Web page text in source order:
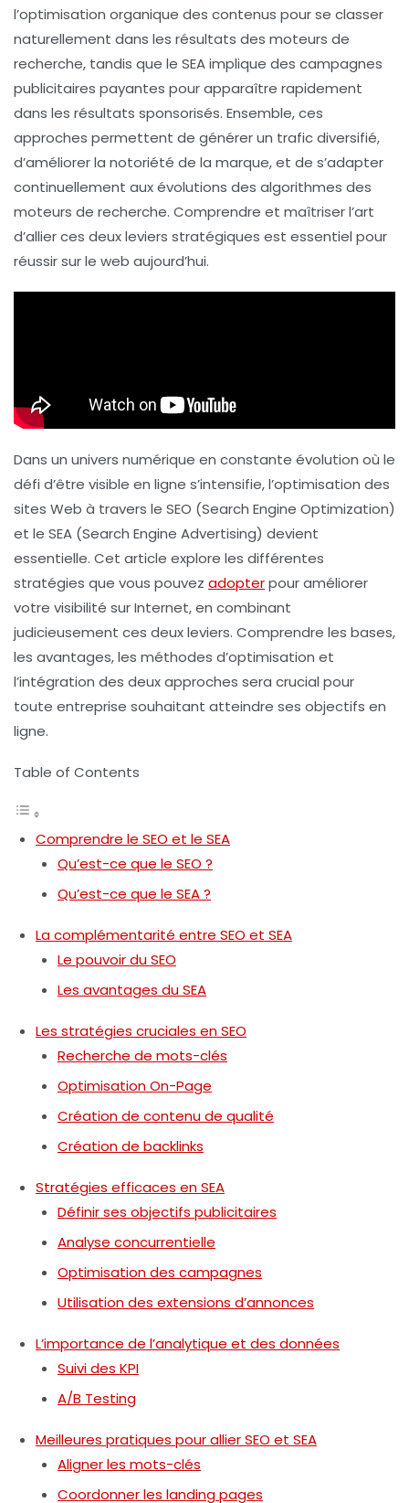
l’optimisation organique des contenus pour se classer
naturellement dans les résultats des moteurs de
recherche, tandis que le SEA implique des campagnes
publicitaires payantes pour apparaître rapidement
dans les résultats sponsorisés. Ensemble, ces
approches permettent de générer un trafic diversifié,
d’améliorer la notoriété de la marque, et de s’adapter
continuellement aux évolutions des algorithmes des
moteurs de recherche. Comprendre et maîtriser l’art
d’allier ces deux leviers stratégiques est essentiel pour
réussir sur le web aujourd’hui.
Dans un univers numérique en constante évolution où le
défi d’être visible en ligne s’intensifie, l’optimisation des
sites Web à travers le SEO (Search Engine Optimization)
et le SEA (Search Engine Advertising) devient
essentielle. Cet article explore les différentes
stratégies que vous pouvez adopterpour améliorer
votre visibilité sur Internet, en combinant
judicieusement ces deux leviers. Comprendre les bases,
les avantages, les méthodes d’optimisation et
l’intégration des deux approches sera crucial pour
toute entreprise souhaitant atteindre ses objectifs en
ligne.
Table of Contents
Comprendre le SEO et le SEA
Qu’est-ce que le SEO ?
Qu’est-ce que le SEA ?
La complémentarité entre SEO et SEA
Le pouvoir du SEO
Les avantages du SEA
Les stratégies cruciales en SEO
Recherche de mots-clés
Optimisation On-Page
Création de contenu de qualité
Création de backlinks
Stratégies efficaces en SEA
Définir ses objectifs publicitaires
Analyse concurrentielle
Optimisation des campagnes
Utilisation des extensions d’annonces
L’importance de l’analytique et des données
Suivi des KPI
A/B Testing
Meilleures pratiques pour allier SEO et SEA
Aligner les mots-clés
Coordonner les landing pages